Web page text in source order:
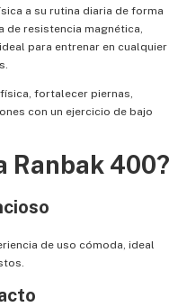
a su rutina diaria de forma
de resistencia magnética,
para entrenar en cualquier
fortalecer piernas,
con un ejercicio de bajo
Ranbak 400?
de uso cómoda, ideal